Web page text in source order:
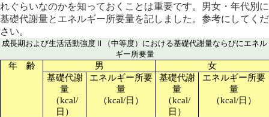
れぐらいなのかを知っておくことは重要です。男女・年代別に
基礎代謝量とエネルギー所要量を記しました。参考にしてくだ
さい。
成長期および生活活動強度Ⅱ（中等度）における基礎代謝量ならびにエネル
ギー所要量
年 齢 男
女
基礎代謝
量
（kcal/
日）
エネルギー所要
量
（kcal/日）
基礎代謝
量
（kcal/
日）
エネルギー所要
量
（kcal/日）